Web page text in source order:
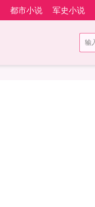
都市小说 军史小说